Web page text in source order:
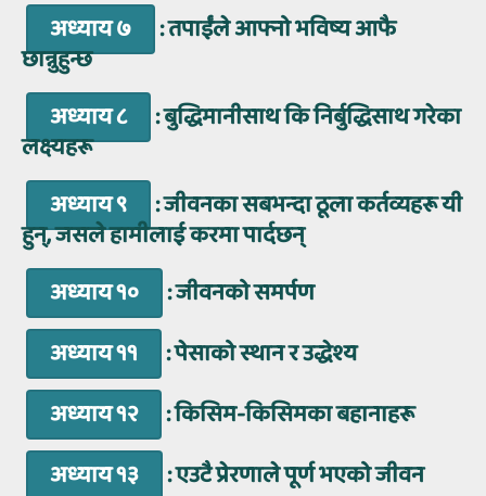
अध्याय ७
: तपाईंले आफ्नो भविष्य आफै
छान्नुहुन्छ
अध्याय ८
: बुद्धिमानीसाथ कि निर्बुद्धिसाथ गरेका
लक्ष्यहरू
अध्याय ९
: जीवनका सबभन्दा ठूला कर्तव्यहरू यी
हुन्, जसले हामीलाई करमा पार्दछन्
अध्याय १०
: जीवनको समर्पण
अध्याय ११
: पेसाको स्थान र उद्धेश्य
अध्याय १२
: किसिम-किसिमका बहानाहरू
अध्याय १३
: एउटै प्रेरणाले पूर्ण भएको जीवन